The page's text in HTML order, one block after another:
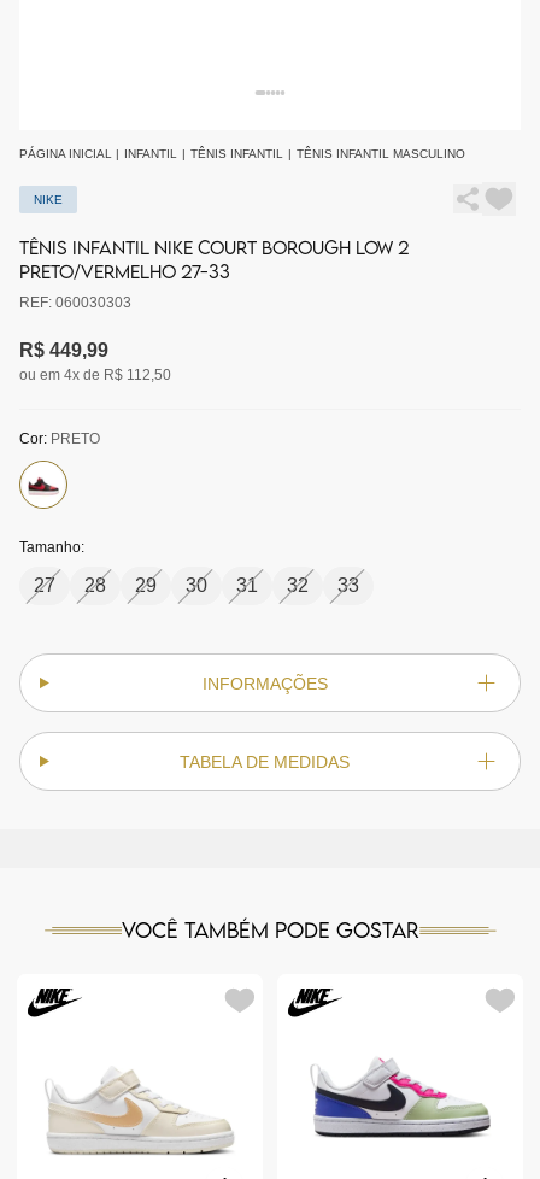
PÁGINA INICIAL | INFANTIL | TÊNIS INFANTIL | TÊNIS INFANTIL MASCULINO
NIKE
TÊNIS INFANTIL NIKE COURT BOROUGH LOW 2
PRETO/VERMELHO 27-33
REF: 060030303
R$ 449,99
ou em 4x de R$ 112,50
Cor: PRETO
Tamanho:
27 28 29 30 31 32 33
INFORMAÇÕES
TABELA DE MEDIDAS
Você também pode gostar